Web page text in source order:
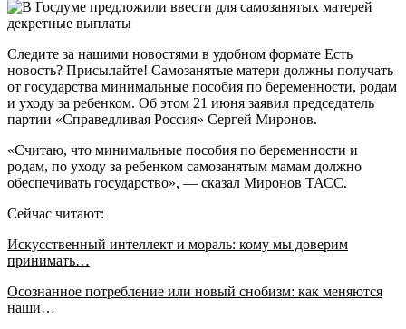
Следите за нашими новостями в удобном формате Есть
новость? Присылайте! Самозанятые матери должны получать
от государства минимальные пособия по беременности, родам
и уходу за ребенком. Об этом 21 июня заявил председатель
партии «Справедливая Россия» Сергей Миронов.
«Считаю, что минимальные пособия по беременности и
родам, по уходу за ребенком самозанятым мамам должно
обеспечивать государство», — сказал Миронов ТАСС.
Сейчас читают:
Искусственный интеллект и мораль: кому мы доверим
принимать…
Осознанное потребление или новый снобизм: как меняются
наши…